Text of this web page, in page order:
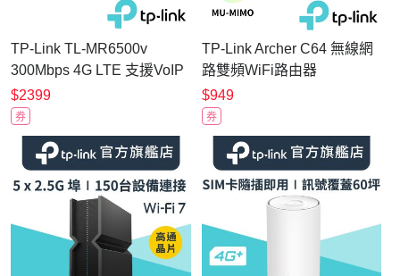
TP-Link TL-MR6500v
300Mbps 4G LTE 支援VoIP
電話 無線網路 WiFi 路由器
Wi-Fi分享器
$2399
券
TP-Link Archer C64 無線網
路雙頻WiFi路由器
$949
券